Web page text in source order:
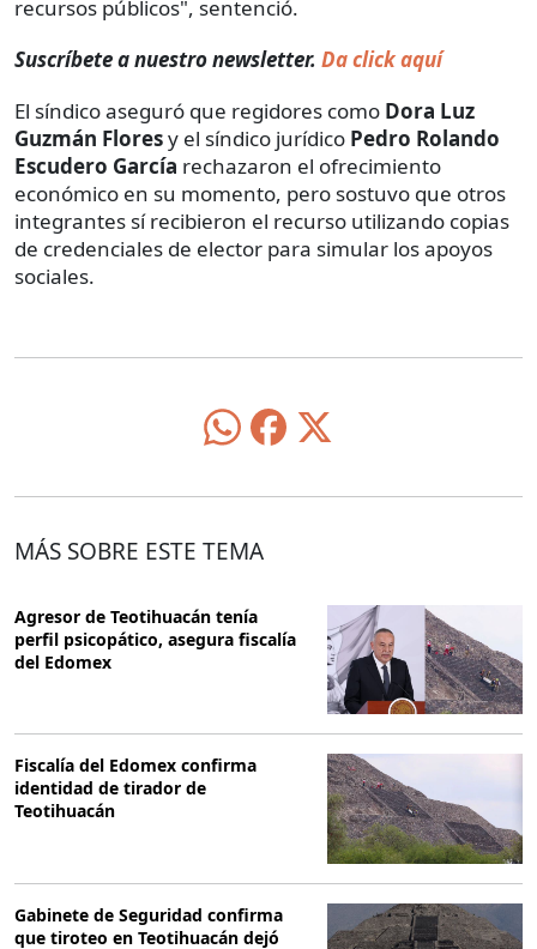
recursos públicos", sentenció.
Suscríbete a nuestro newsletter. Da click aquí
El síndico aseguró que regidores como Dora Luz
Guzmán Floresy el síndico jurídico Pedro Rolando
Escudero García rechazaron el ofrecimiento
económico en su momento, pero sostuvo que otros
integrantes sí recibieron el recurso utilizando copias
de credenciales de elector para simular los apoyos
sociales.
MÁS SOBRE ESTE TEMA
Agresor de Teotihuacán tenía
perfil psicopático, asegura fiscalía
del Edomex
Fiscalía del Edomex confirma
identidad de tirador de
Teotihuacán
Gabinete de Seguridad confirma
que tiroteo en Teotihuacán dejó